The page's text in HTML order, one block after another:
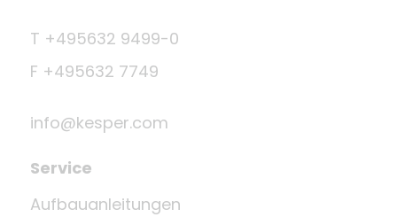
T +495632 9499-0
F +495632 7749
info@kesper.com
Service
Aufbauanleitungen